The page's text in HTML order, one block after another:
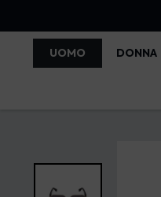
UOMO DONNA